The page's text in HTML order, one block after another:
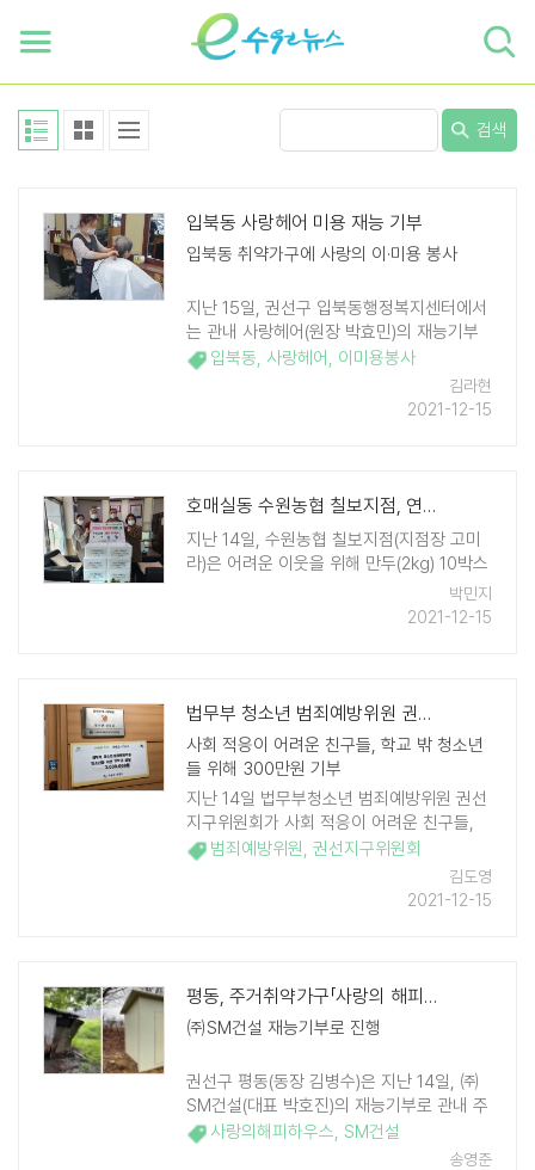
검색
입북동 사랑헤어 미용 재능 기부
입북동 취약가구에 사랑의 이·미용 봉사
지난 15일, 권선구 입북동행정복지센터에서
는 관내 사랑헤어(원장 박효민)의 재능기부
를 통해 관내 취약가구 어르신들을 대상으로
이미용 봉사를 실시하였다. 박효민 사랑헤어
입북동, 사랑헤어 , 이미용봉사
김라현
2021-12-15
호매실동 수원농협 칠보지점, 연말 맞아 만두 10박스 후원
지난 14일, 수원농협 칠보지점(지점장 고미
라)은 어려운 이웃을 위해 만두(2kg) 10박스
를 호매실동행정복지센터에 기탁했다. 기탁
한 만두는 기초생활수급자 및 복지사각지대
박민지
2021-12-15
법무부 청소년 범죄예방위원 권선지구위원회, 청소년을 위한 장학금 전달
사회 적응이 어려운 친구들, 학교 밖 청소년
들 위해 300만원 기부
지난 14일 법무부청소년 범죄예방위원 권선
지구위원회가 사회 적응이 어려운 친구들,
학교 밖 청소년에게 사용해 달라며 권선구에
장학금 300만원을 기부했다. 이 장학금은
범죄예방위원, 권선지구위원회
김도영
2021-12-15
평동, 주거취약가구「사랑의 해피하우스」사업 실시
㈜SM건설 재능기부로 진행
권선구 평동(동장 김병수)은 지난 14일, ㈜
SM건설(대표 박호진)의 재능기부로 관내 주
거취약가구의 '사랑의 해피하우스'(주거환경
개선사업) 사업을 실시했다. 사랑의 해피하
사랑의해피하우스, SM건설
송영준